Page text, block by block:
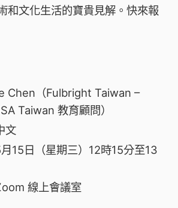
和文化生活的寶貴見解。快來報
Chen（Fulbright Taiwan –
Taiwan 教育顧問）
文
15日（星期三）12時15分至13
線上會議室